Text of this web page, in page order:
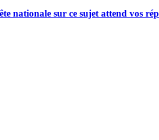
nationale sur ce sujet attend vos